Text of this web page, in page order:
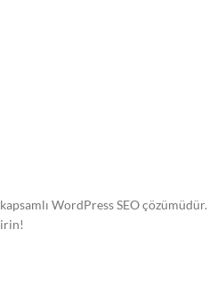
WordPress SEO çözümüdür.